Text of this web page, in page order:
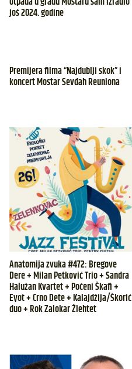
još 2024. godine
Premijera filma “Najdublji skok” i
koncert Mostar Sevdah Reuniona
Anatomija zvuka #472: Bregove
Dere + Milan Petković Trio + Sandra
Halužan Kvartet + Počeni Škafi +
Eyot + Crno Dete + Kalajdžija/Škorić
duo + Rok Zalokar Žlehtet